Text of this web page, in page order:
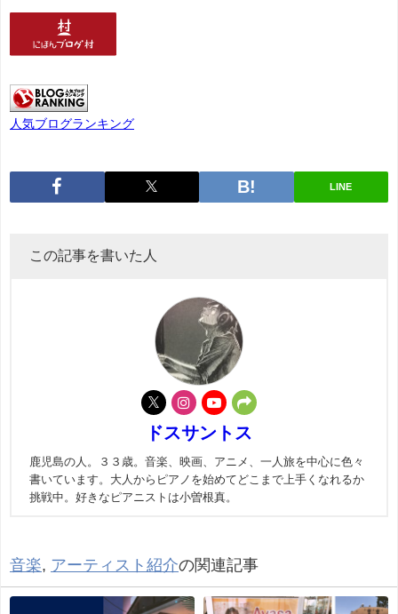
人気ブログランキング
LINE
この記事を書いた人
ドスサントス
鹿児島の人。３３歳。音楽、映画、アニメ、一人旅を中心に色々
書いています。大人からピアノを始めてどこまで上手くなれるか
挑戦中。好きなピアニストは小曽根真。
音楽 アーティスト紹介の関連記事